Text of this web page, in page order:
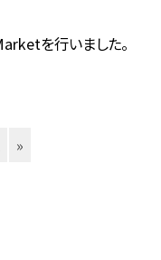
を行いました。
»